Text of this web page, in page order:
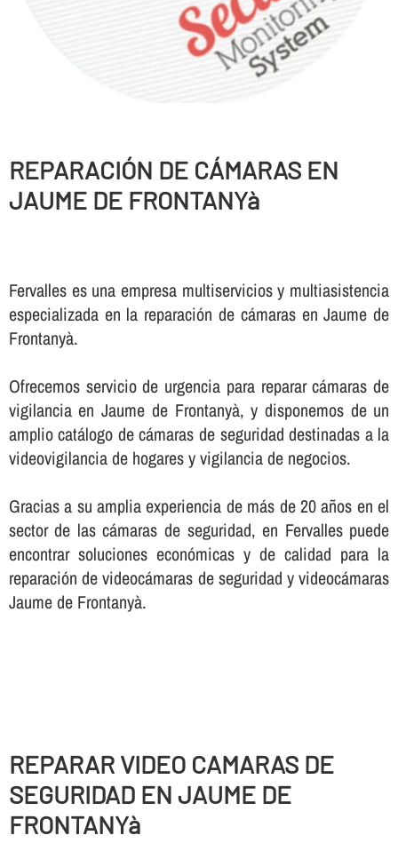
REPARACIÓN DE CÁMARAS EN
JAUME DE FRONTANYà
Fervalles es una empresa multiservicios y multiasistencia
especializada en la reparación de cámaras en Jaume de
Frontanyà.
Ofrecemos servicio de urgencia para reparar cámaras de
vigilancia en Jaume de Frontanyà, y disponemos de un
amplio catálogo de cámaras de seguridad destinadas a la
videovigilancia de hogares y vigilancia de negocios.
Gracias a su amplia experiencia de más de 20 años en el
sector de las cámaras de seguridad, en Fervalles puede
encontrar soluciones económicas y de calidad para la
reparación de videocámaras de seguridad y videocámaras
Jaume de Frontanyà.
REPARAR VIDEO CAMARAS DE
SEGURIDAD EN JAUME DE
FRONTANYà